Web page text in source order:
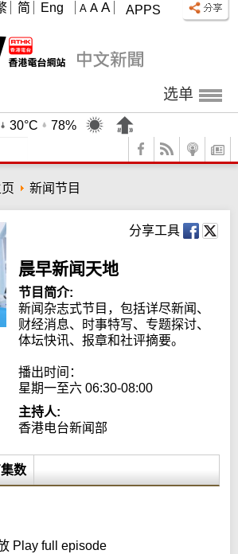
APPS
A A A
简 Eng
选单
30°C
78%
新闻节目
分享工具
晨早新闻天地
节目简介:
新闻杂志式节目，包括详尽新闻、
财经消息、时事特写、专题探讨、
体坛快讯、报章和社评摘要。
播出时间：
星期一至六 06:30-08:00
主持人:
香港电台新闻部
数
Play full episode